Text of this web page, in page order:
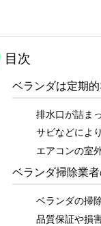
目次
ベランダは定期
排水口が詰ま
サビなどによ
エアコンの室
ベランダ掃除業
ベランダの掃
品質保証や損